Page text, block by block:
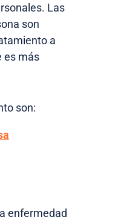
Las
son
a
es más
son:
enfermedad